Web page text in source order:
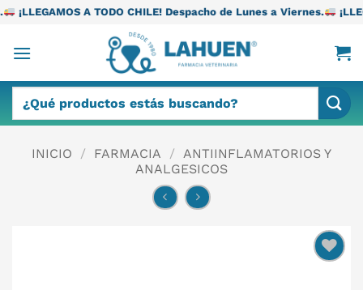
Saltar
contenido
TODO CHILE! Despacho de Lunes a Viernes. ¡LLEGAMOS A
por:
INICIO / FARMACIA / ANTIINFLAMATORIOS Y
ANALGESICOS